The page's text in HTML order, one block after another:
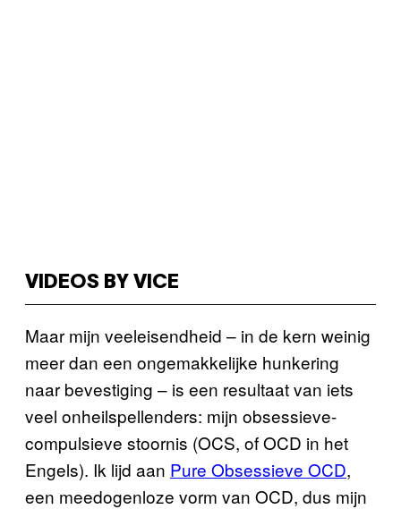
VIDEOS BY VICE
Maar mijn veeleisendheid – in de kern weinig
meer dan een ongemakkelijke hunkering
naar bevestiging – is een resultaat van iets
veel onheilspellenders: mijn obsessieve-
compulsieve stoornis (OCS, of OCD in het
Engels). Ik lijd aan Pure Obsessieve OCD,
een meedogenloze vorm van OCD, dus mijn